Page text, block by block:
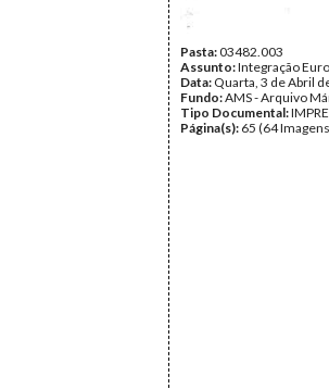
Pasta:03482.003
Assunto:Integração
Data: Quarta, 3 de Abril
Fundo:AMS - Arquivo
Tipo Documental:
Página(s): 65 (64